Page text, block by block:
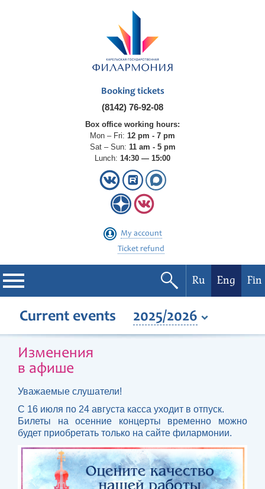
Booking tickets
(8142) 76-92-08
Box office working hours:
Mon – Fri: 12 pm - 7 pm
Sat – Sun: 11 am - 5 pm
Lunch: 14:30 — 15:00
My account
Ticket refund
Philharmonic
Current events
Festivals
Ru Eng Fin
Current events 2025/2026
Изменения
в афише
Уважаемые слушатели!
С 16 июля по 24 августа касса уходит в отпуск.
Билеты на осенние концерты временно можно
будет приобретать только на сайте филармонии.